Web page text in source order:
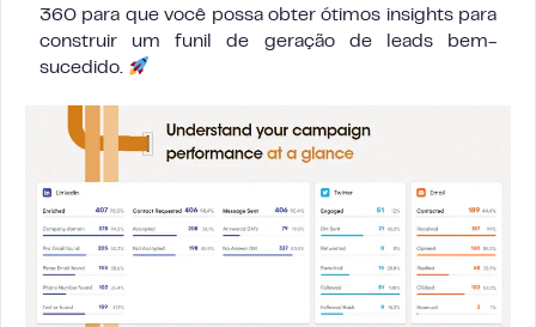
360 para que você possa obter ótimos insights para
construir um funil de geração de leads bem-
sucedido.